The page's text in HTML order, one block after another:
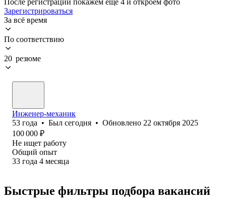
Зарегистрироваться
За всё время
По соответствию
20 резюме
Инженер-механик
53 года • Был сегодня • Обновлено 22 октября 2025
100 000 ₽
Не ищет работу
Общий опыт
33 года 4 месяца
Быстрые фильтры подбора вакансий